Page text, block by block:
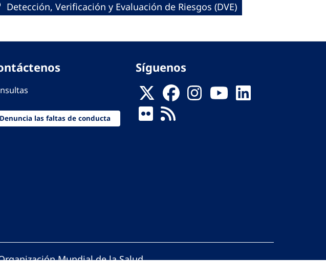
Detección, Verificación y Evaluación de Riesgos (DVE)
Denuncia las faltas de conducta
Síguenos
Mundial de la Salud